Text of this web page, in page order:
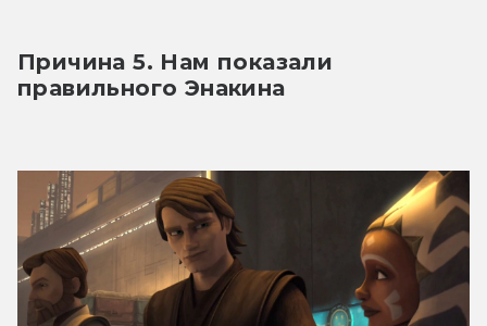
Причина 5. Нам показали
правильного Энакина